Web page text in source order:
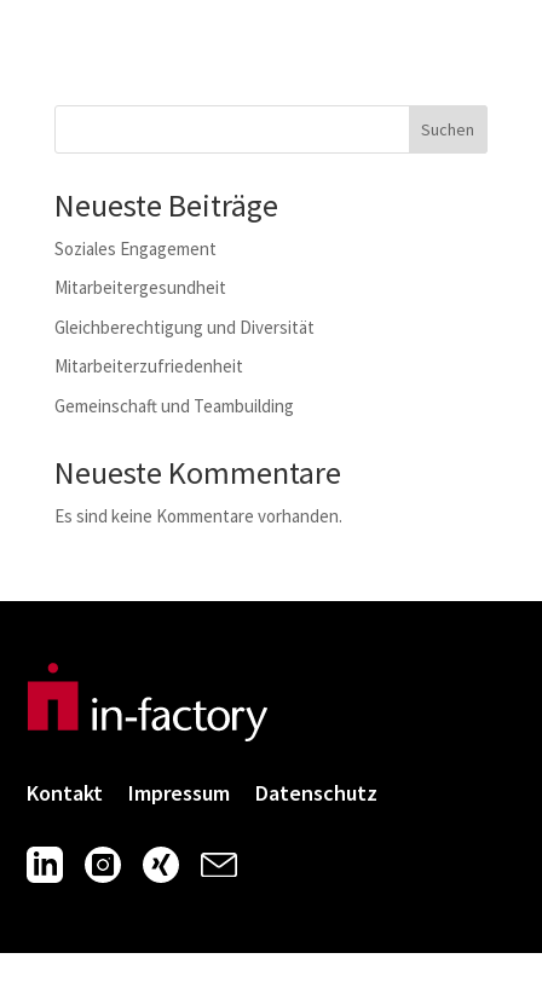
Suchen
Neueste Beiträge
Soziales Engagement
Mitarbeitergesundheit
Gleichberechtigung und Diversität
Mitarbeiterzufriedenheit
Gemeinschaft und Teambuilding
Neueste Kommentare
Es sind keine Kommentare vorhanden.
Kontakt Impressum Datenschutz